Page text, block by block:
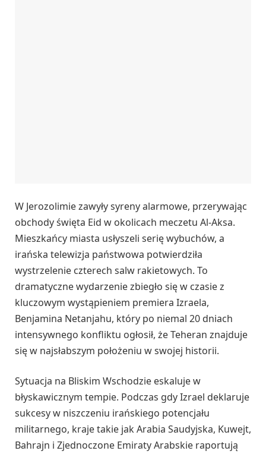
W Jerozolimie zawyły syreny alarmowe, przerywając
obchody święta Eid w okolicach meczetu Al-Aksa.
Mieszkańcy miasta usłyszeli serię wybuchów, a
irańska telewizja państwowa potwierdziła
wystrzelenie czterech salw rakietowych. To
dramatyczne wydarzenie zbiegło się w czasie z
kluczowym wystąpieniem premiera Izraela,
Benjamina Netanjahu, który po niemal 20 dniach
intensywnego konfliktu ogłosił, że Teheran znajduje
się w najsłabszym położeniu w swojej historii.
Sytuacja na Bliskim Wschodzie eskaluje w
błyskawicznym tempie. Podczas gdy Izrael deklaruje
sukcesy w niszczeniu irańskiego potencjału
militarnego, kraje takie jak Arabia Saudyjska, Kuwejt,
Bahrajn i Zjednoczone Emiraty Arabskie raportują